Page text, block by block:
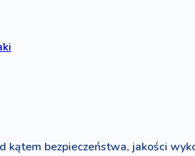
bezpieczeństwa, jakości